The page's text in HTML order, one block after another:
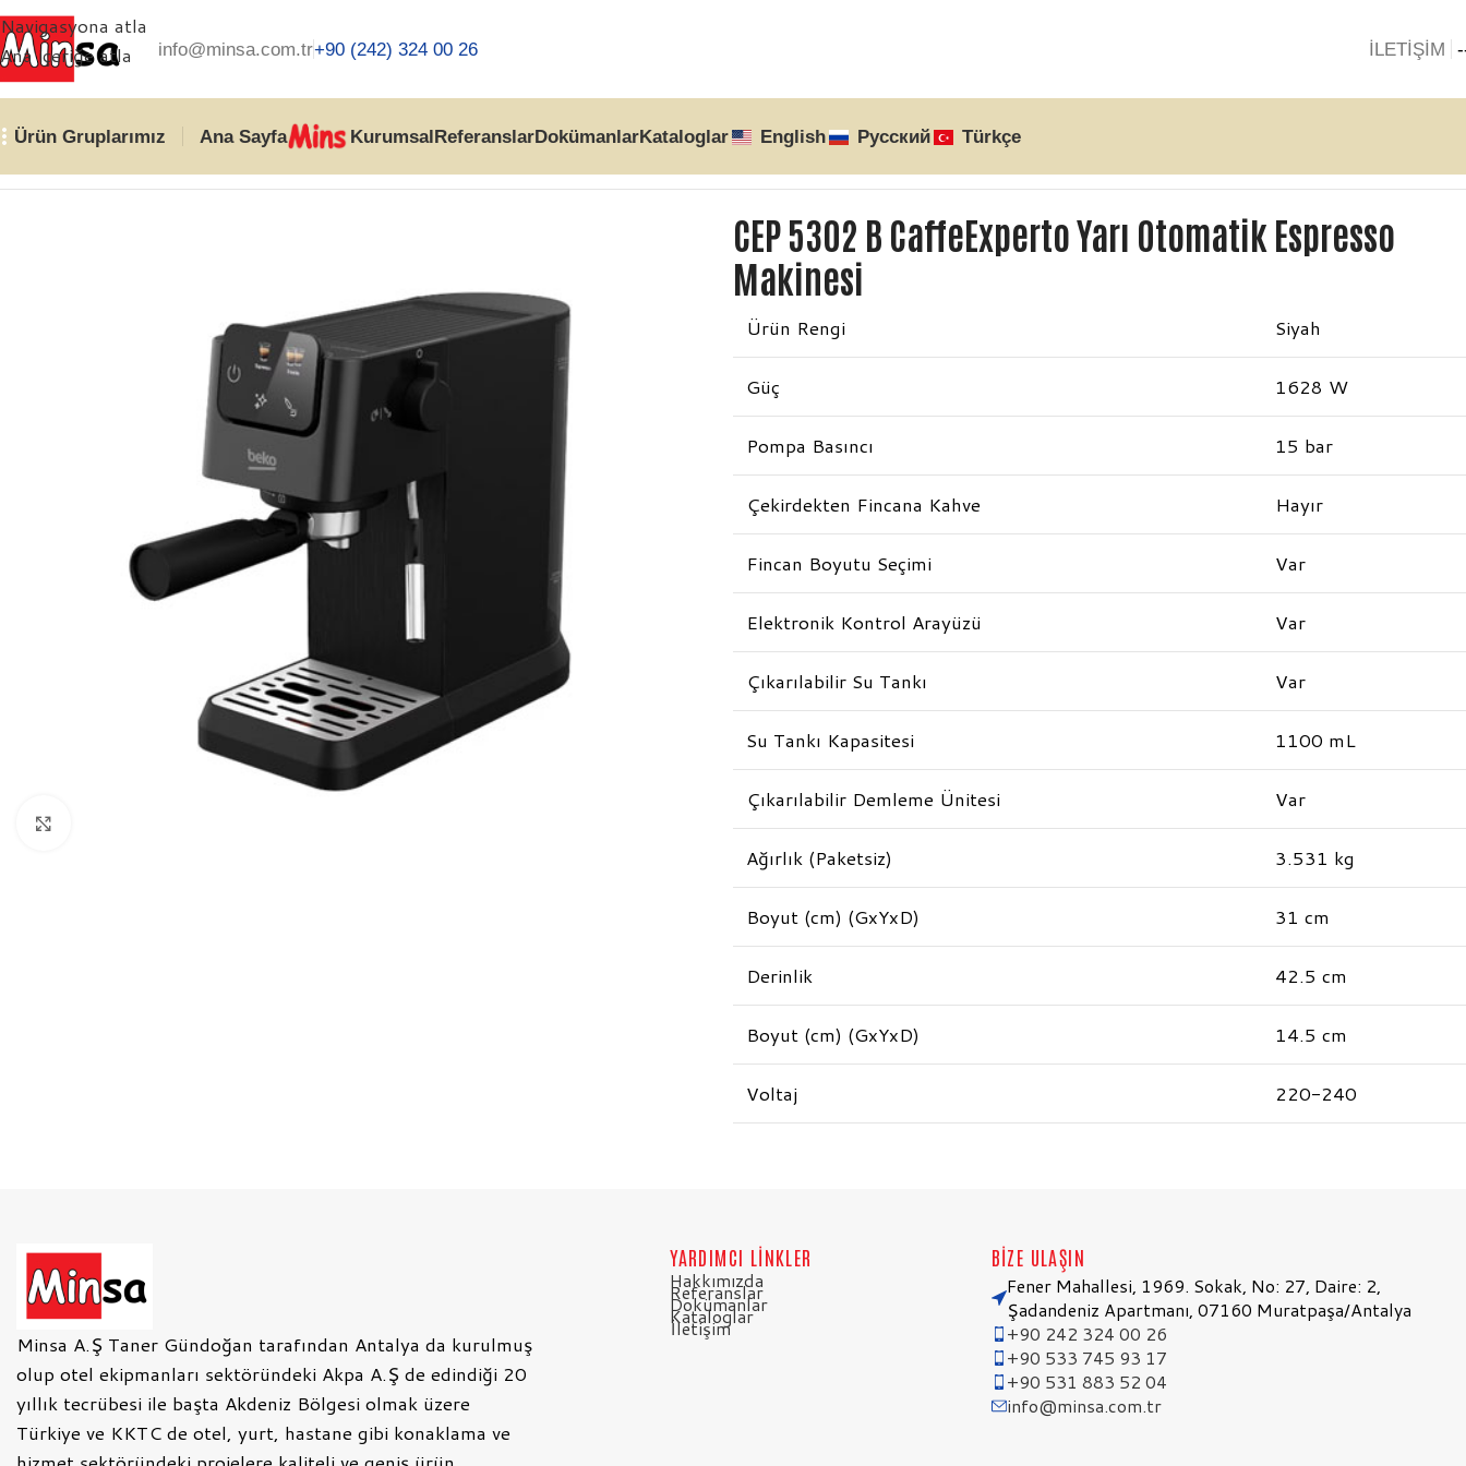
Navigasyona atla
Ana içeriğe atla
info@minsa.com.tr+90 (242) 324 00 26 İLETİŞİM
Ürün Gruplarımız
BEKO 32″ OTEL TV BEKO 40″ OTEL TV BEKO 43″ OTEL TV
Ana Sayfa KurumsalReferanslarDokümanlarKataloglar English Русский Türkçe
CEP 5302 B CaffeExperto Yarı Otomatik Espresso
Makinesi
Ürün Rengi Siyah
Güç 1628 W
Pompa Basıncı 15 bar
Çekirdekten Fincana Kahve Hayır
Fincan Boyutu Seçimi Var
Elektronik Kontrol Arayüzü Var
Çıkarılabilir Su Tankı Var
Su Tankı Kapasitesi 1100 mL
Çıkarılabilir Demleme Ünitesi Var
Ağırlık (Paketsiz) 3.531 kg
Boyut (cm) (GxYxD) 31 cm
Derinlik 42.5 cm
Boyut (cm) (GxYxD) 14.5 cm
Voltaj 220-240
Minsa A.Ş Taner Gündoğan tarafından Antalya da kurulmuş
olup otel ekipmanları sektöründeki Akpa A.Ş de edindiği 20
yıllık tecrübesi ile başta Akdeniz Bölgesi olmak üzere
Türkiye ve KKTC de otel, yurt, hastane gibi konaklama ve
YARDIMCI LİNKLER
Hakkımızda
Referanslar
Dokümanlar
Kataloglar
İletişim
BİZE ULAŞIN
Fener Mahallesi, 1969. Sokak, No: 27, Daire: 2,
Şadandeniz Apartmanı, 07160 Muratpaşa/Antalya
+90 242 324 00 26
+90 533 745 93 17
+90 531 883 52 04
info@minsa.com.tr